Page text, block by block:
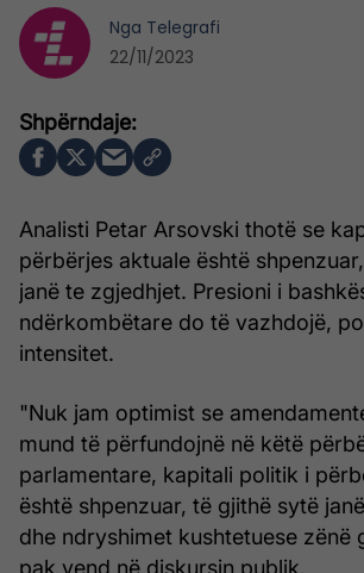
Analisti Petar Arsovski thotë se
përbërjes aktuale është
janë te zgjedhjet. Presioni i
ndërkombëtare do të vazhdojë,
intensitet.
"Nuk jam optimist se
mund të përfundojnë në këtë
parlamentare, kapitali politik i
është shpenzuar, të gjithë sytë
dhe ndryshimet kushtetuese zënë
pak vend në diskursin publik.
Nga Telegrafi
22/11/2023